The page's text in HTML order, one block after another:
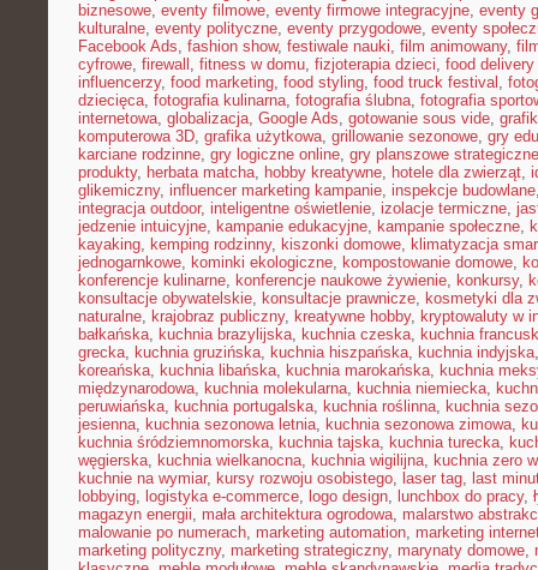
biznesowe, eventy filmowe, eventy firmowe integracyjne, eventy
kulturalne, eventy polityczne, eventy przygodowe, eventy
Facebook Ads, fashion show, festiwale nauki, film animowany,
cyfrowe, firewall , fitness w domu, fizjoterapia dzieci, food delivery
influencerzy, food marketing, food styling, food truck festival ,
dziecięca, fotografia kulinarna, fotografia ślubna, fotografia
internetowa, globalizacja, Google Ads, gotowanie sous vide,
komputerowa 3D, grafika użytkowa, grillowanie sezonowe, gry
karciane rodzinne, gry logiczne online, gry planszowe strategiczne
produkty, herbata matcha, hobby kreatywne, hotele dla zwierząt,
glikemiczny, influencer marketing kampanie, inspekcje budowlane
integracja outdoor, inteligentne oświetlenie, izolacje termiczne,
jedzenie intuicyjne, kampanie edukacyjne, kampanie społeczne,
kayaking, kemping rodzinny, kiszonki domowe, klimatyzacja
jednogarnkowe, kominki ekologiczne, kompostowanie domowe,
konferencje kulinarne, konferencje naukowe żywienie, konkursy,
konsultacje obywatelskie, konsultacje prawnicze, kosmetyki dla
naturalne, krajobraz publiczny, kreatywne hobby, kryptowaluty w
bałkańska, kuchnia brazylijska, kuchnia czeska, kuchnia
grecka, kuchnia gruzińska, kuchnia hiszpańska, kuchnia indyjska
koreańska, kuchnia libańska, kuchnia marokańska, kuchnia
międzynarodowa, kuchnia molekularna, kuchnia niemiecka,
peruwiańska, kuchnia portugalska, kuchnia roślinna, kuchnia
jesienna, kuchnia sezonowa letnia, kuchnia sezonowa zimowa,
kuchnia śródziemnomorska, kuchnia tajska, kuchnia turecka,
węgierska, kuchnia wielkanocna, kuchnia wigilijna, kuchnia zero
kuchnie na wymiar, kursy rozwoju osobistego, laser tag, last
lobbying, logistyka e-commerce, logo design, lunchbox do pracy,
magazyn energii, mała architektura ogrodowa, malarstwo
malowanie po numerach, marketing automation, marketing
marketing polityczny, marketing strategiczny, marynaty domowe,